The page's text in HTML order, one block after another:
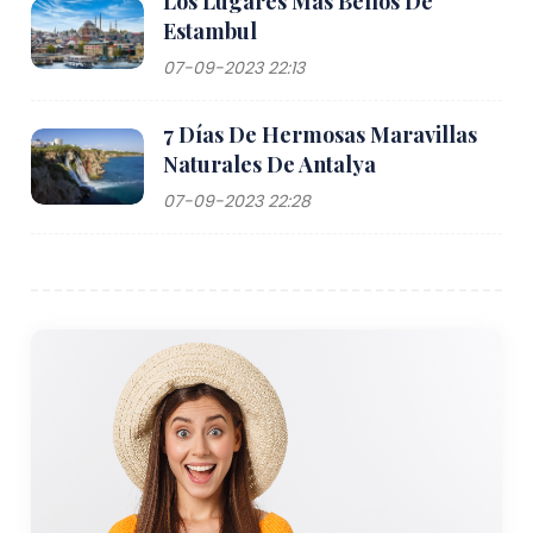
Çiftlikköy es fácilmente accesible tanto por
carretera como por mar, lo que la convierte en una
Yalova y otras áreas cercanas. La localidad está
situada a lo largo de la autopista D575, que la
conecta con la ciudad de Yalova y otras localidades
Estambul y Yalova, y desde Yalova, hay un corto
trayecto en automóvil o en autobús hasta Çiftlikköy.
Para los visitantes que llegan por vía aérea, el
aeropuerto principal más cercano es el Aeropuerto
Internacional Sabiha Gökçen en Lado asiático de
Estambul, situada a unos 70 kilómetros al norte de
Estambul
07-09-2023 22:13
7 Días De Hermosas Maravillas
Naturales De Antalya
07-09-2023 22:28